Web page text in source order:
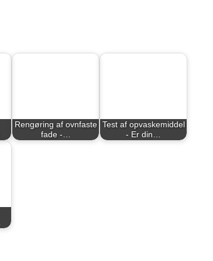
Rengøring af ovnfaste
fade -…
Test af opvaskemiddel
- Er din…